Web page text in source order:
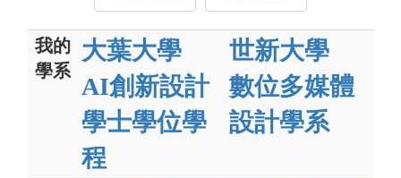
我的
學系
大葉大學
AI創新設計
學士學位學
程
世新大學
數位多媒體
設計學系